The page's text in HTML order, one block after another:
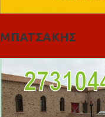
ΜΠΑΤΣΑΚΗΣ